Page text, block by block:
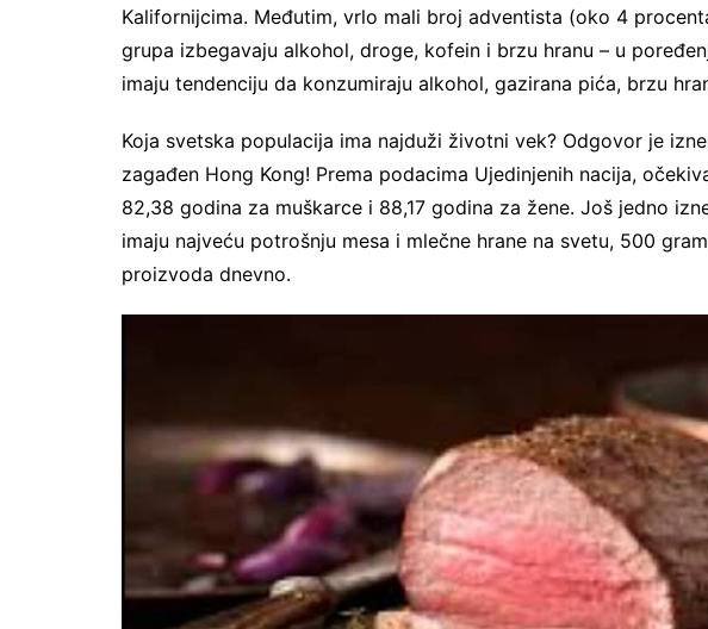
Kalifornijcima. Međutim, vrlo mali broj adventista (oko 4
grupa izbegavaju alkohol, droge, kofein i brzu hranu – u
imaju tendenciju da konzumiraju alkohol, gazirana pića, brzu
Koja svetska populacija ima najduži životni vek? Odgovor je
zagađen Hong Kong! Prema podacima Ujedinjenih nacija,
82,38 godina za muškarce i 88,17 godina za žene. Još jedno
imaju najveću potrošnju mesa i mlečne hrane na svetu, 500
proizvoda dnevno.